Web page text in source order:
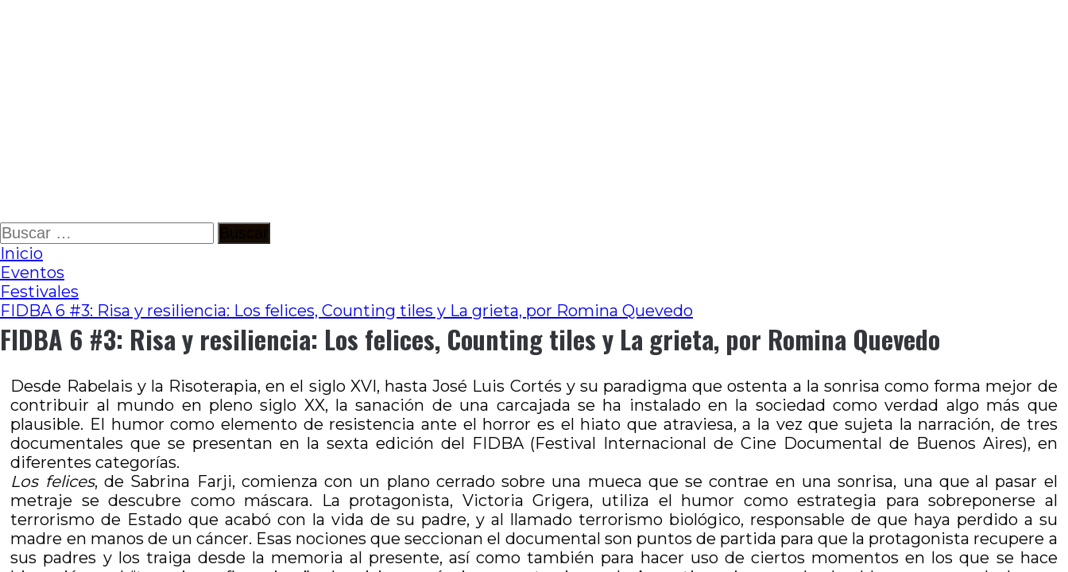
Ir
al
contenido
Buscar:
Inicio
Eventos
Festivales
FIDBA 6 #3: Risa y resiliencia: Los felices, Counting tiles y La grieta, por Romina Quevedo
FIDBA 6 #3: Risa y resiliencia: Los felices, Counting tiles y La grieta, por Romina Quevedo
Desde Rabelais y la Risoterapia, en el siglo XVI, hasta José Luis Cortés y su paradigma que ostenta a la sonrisa como forma mejor de
contribuir al mundo en pleno siglo XX, la sanación de una carcajada se ha instalado en la sociedad como verdad algo más que
plausible. El humor como elemento de resistencia ante el horror es el hiato que atraviesa, a la vez que sujeta la narración, de tres
documentales que se presentan en la sexta edición del FIDBA (Festival Internacional de Cine Documental de Buenos Aires), en
diferentes categorías.
Los felices, de Sabrina Farji, comienza con un plano cerrado sobre una mueca que se contrae en una sonrisa, una que al pasar el
metraje se descubre como máscara. La protagonista, Victoria Grigera, utiliza el humor como estrategia para sobreponerse al
terrorismo de Estado que acabó con la vida de su padre, y al llamado terrorismo biológico, responsable de que haya perdido a su
madre en manos de un cáncer. Esas nociones que seccionan el documental son puntos de partida para que la protagonista recupere a
sus padres y los traiga desde la memoria al presente, así como también para hacer uso de ciertos momentos en los que se hace